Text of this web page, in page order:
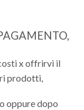
x offrirvi il
prodotti,
oppure dopo